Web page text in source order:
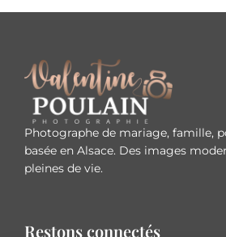
Photographe de mariage, famille,
basée en Alsace. Des images
pleines de vie.
Restons connectés